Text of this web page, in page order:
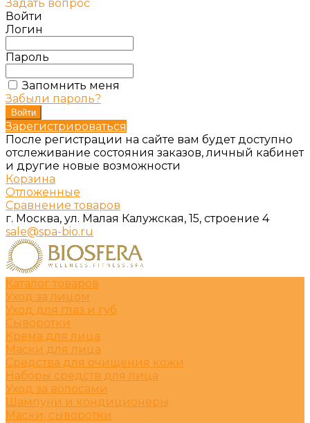
Задать вопрос
Войти
Логин
Пароль
Запомнить меня
Забыли пароль?
Зарегистрироваться
После регистрации на сайте вам будет доступно
отслеживание состояния заказов, личный кабинет
и другие новые возможности
Корзина
Отложенные
Сравнение товаров
г. Москва, ул. Малая Калужская, 15, строение 4
sale@spa-bio.ru
Каталог товаров
Уход за лицом
Уход для глаз и губ
Сыворотки
Крема для лица
Маски для лица
Средства для очищения кожи
Наборы средств для лица
Уход за волосами
Шампуни и кондиционеры
Маски, сыворотки